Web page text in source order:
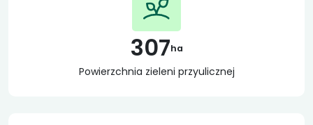
307ha
Powierzchnia zieleni przyulicznej